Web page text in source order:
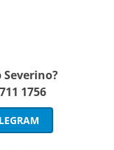
1756